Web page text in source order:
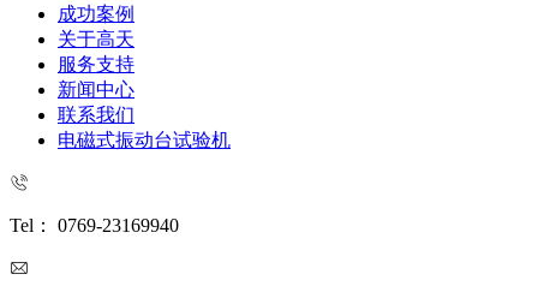
成功案例
关于高天
服务支持
新闻中心
联系我们
电磁式振动台试验机
Tel： 0769-23169940